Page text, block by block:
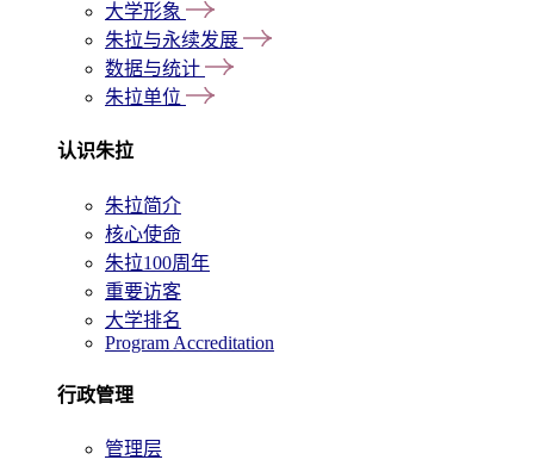
大学形象
朱拉与永续发展
数据与统计
朱拉单位
认识朱拉
朱拉简介
核心使命
朱拉100周年
重要访客
大学排名
Program Accreditation
行政管理
管理层